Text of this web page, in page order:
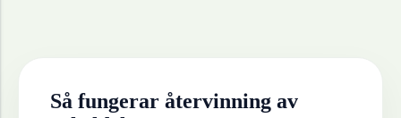
Så fungerar återvinning av